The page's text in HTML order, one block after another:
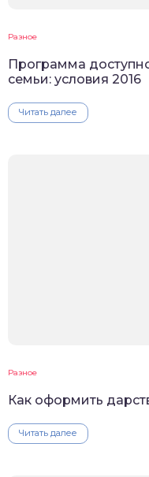
Разное
Программа
семьи: условия 2016
Читать далее
Разное
Как оформить
Читать далее